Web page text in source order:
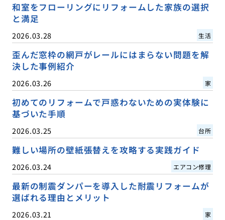
和室をフローリングにリフォームした家族の選択
と満足
2026.03.28 生活
歪んだ窓枠の網戸がレールにはまらない問題を解
決した事例紹介
2026.03.26 家
初めてのリフォームで戸惑わないための実体験に
基づいた手順
2026.03.25 台所
難しい場所の壁紙張替えを攻略する実践ガイド
2026.03.24 エアコン修理
最新の制震ダンパーを導入した耐震リフォームが
選ばれる理由とメリット
2026.03.21 家